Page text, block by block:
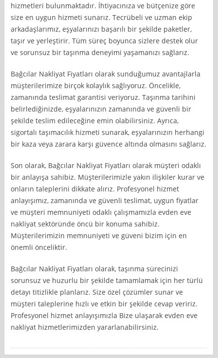
hizmetleri bulunmaktadır. İhtiyacınıza ve bütçenize göre
size en uygun hizmeti sunarız. Tecrübeli ve uzman ekip
arkadaşlarımız, eşyalarınızı başarılı bir şekilde paketler,
taşır ve yerleştirir. Tüm süreç boyunca sizlere destek olur
ve sorunsuz bir taşınma deneyimi yaşamanızı sağlarız.
Bağcılar Nakliyat Fiyatları olarak sunduğumuz avantajlarla
müşterilerimize birçok kolaylık sağlıyoruz. Öncelikle,
zamanında teslimat garantisi veriyoruz. Taşınma tarihini
belirlediğinizde, eşyalarınızın zamanında ve güvenli bir
şekilde teslim edileceğine emin olabilirsiniz. Ayrıca,
sigortalı taşımacılık hizmeti sunarak, eşyalarınızın herhangi
bir kaza veya zarara karşı güvence altında olmasını sağlarız.
Son olarak, Bağcılar Nakliyat Fiyatları olarak müşteri odaklı
bir anlayışa sahibiz. Müşterilerimizle yakın ilişkiler kurar ve
onların taleplerini dikkate alırız. Profesyonel hizmet
anlayışımız, zamanında ve güvenli teslimat, uygun fiyatlar
ve müşteri memnuniyeti odaklı çalışmamızla evden eve
nakliyat sektöründe öncü bir konuma sahibiz.
Müşterilerimizin memnuniyeti ve güveni bizim için en
önemli önceliktir.
Bağcılar Nakliyat Fiyatları olarak, taşınma sürecinizi
sorunsuz ve huzurlu bir şekilde tamamlamak için her türlü
detayı titizlikle planlarız. Size özel çözümler sunar ve
müşteri taleplerine hızlı ve etkin bir şekilde cevap veririz.
Profesyonel hizmet anlayışımızla Bize ulaşarak evden eve
nakliyat hizmetlerimizden yararlanabilirsiniz.